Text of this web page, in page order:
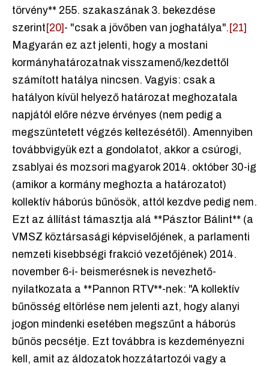
törvény** 255. szakaszának 3. bekezdése
szerint [20] - "csak a jövőben van joghatálya". [21]
Magyarán ez azt jelenti, hogy a mostani
kormányhatározatnak visszamenő/kezdettől
számított hatálya nincsen. Vagyis: csak a
hatályon kívül helyező határozat meghozatala
napjától előre nézve érvényes (nem pedig a
megszüntetett végzés keltezésétől). Amennyiben
továbbvigyük ezt a gondolatot, akkor a csúrogi,
zsablyai és mozsori magyarok 2014. október 30-ig
(amikor a kormány meghozta a határozatot)
kollektív háborús bűnösök, attól kezdve pedig nem.
Ezt az állítást támasztja alá **Pásztor Bálint** (a
VMSZ köztársasági képviselőjének, a parlamenti
nemzeti kisebbségi frakció vezetőjének) 2014.
november 6-i- beismerésnek is nevezhető-
nyilatkozata a **Pannon RTV**-nek: "A kollektív
bűnösség eltörlése nem jelenti azt, hogy alanyi
jogon mindenki esetében megszűnt a háborús
bűnös pecsétje. Ezt továbbra is kezdeményezni
kell, amit az áldozatok hozzátartozói vagy a